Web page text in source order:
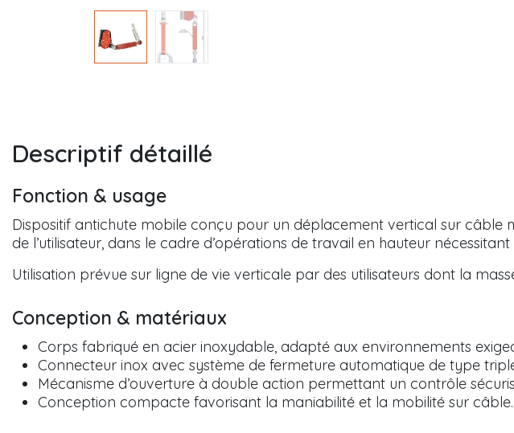
Descriptif détaillé
Fonction & usage
Dispositif antichute mobile conçu pour un déplacement vertical sur câble
de l’utilisateur, dans le cadre d’opérations de travail en hauteur
Utilisation prévue sur ligne de vie verticale par des utilisateurs dont la
Conception & matériaux
Corps fabriqué en acier inoxydable, adapté aux environnements
Connecteur inox avec système de fermeture automatique de type
Mécanisme d’ouverture à double action permettant un contrôle
Conception compacte favorisant la maniabilité et la mobilité sur câble.